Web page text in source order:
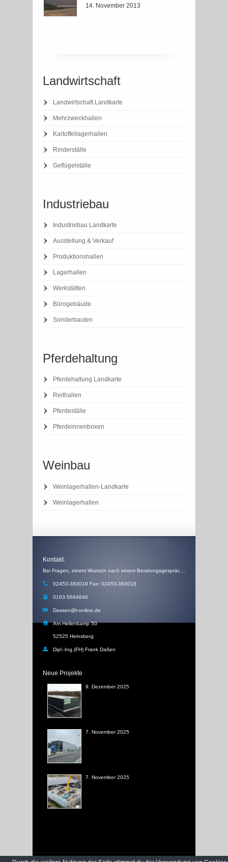
14. November 2013
Landwirtschaft
Landwirtschaft Landkarte
Mehrzweckhallen
Kartoffellagerhallen
Rinderställe
Geflügelställe
Industriebau
Industriebau Landkarte
Ausstellung & Verkauf
Produktionshallen
Lagerhallen
Werkstätten
Bürogebäude
Sonderbauten
Pferdehaltung
Pferdehaltung Landkarte
Reithallen
Pferdeställe
Pferdeinnenboxen
Weinbau
Weinlagerhallen-Landkarte
Weinlagerhallen
Kontakt:
02453-383019 Fax: 02453-383018
0163-5664646
Dassen@t-online.de
Am Hellenkamp 50
52525 Heinsberg
Dipl.-Ing.(FH) Frank Daßen
Neue Projekte
9. Dezember 2025
7. November 2025
7. November 2025